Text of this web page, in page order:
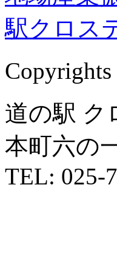
道の駅 ク
本町六の
TEL: 025-